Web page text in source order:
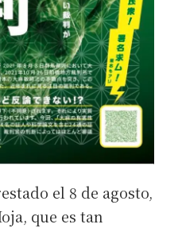
el 8 de agosto,
que es tan